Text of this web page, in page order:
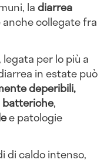
ladiarrea
anche collegate fra
per lo più a
in estate può
deperibili,
batteriche,
e patologie
di caldo intenso,